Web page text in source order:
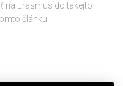
na Erasmus do takejto
článku.